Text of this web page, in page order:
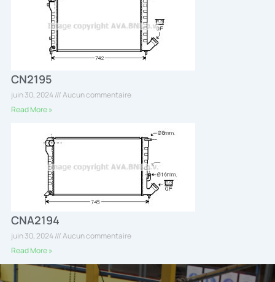
CN2195
juin 30, 2024
Aucun commentaire
Read More »
CNA2194
juin 30, 2024
Aucun commentaire
Read More »